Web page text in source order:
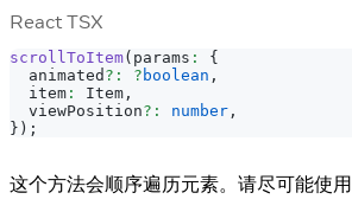
React TSX
scrollToItem( params :
{
  animated
? : ? boolean ,
  item
: Item ,
  viewPosition
? : number ,
} ) ;
这个方法会顺序遍历元素。请尽可能使用